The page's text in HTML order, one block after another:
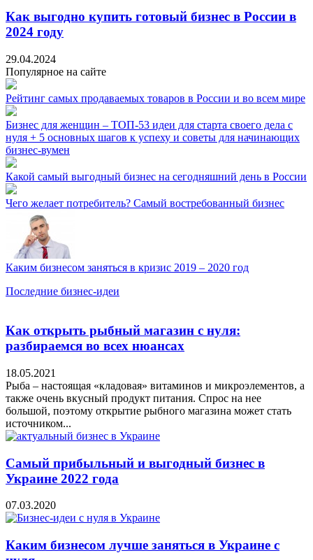
Как выгодно купить готовый бизнес в России в
2024 году
29.04.2024
Популярное на сайте
Рейтинг самых продаваемых товаров в России и во всем мире
Бизнес для женщин – ТОП-53 идеи для старта своего дела с
нуля + 5 основных шагов к успеху и советы для начинающих
бизнес-вумен
Какой самый выгодный бизнес на сегодняшний день в России
Чего желает потребитель? Самый востребованный бизнес
Каким бизнесом заняться в кризис 2019 – 2020 год
Последние бизнес-идеи
Как открыть рыбный магазин с нуля:
разбираемся во всех нюансах
18.05.2021
Рыба – настоящая «кладовая» витаминов и микроэлементов, а
также очень вкусный продукт питания. Спрос на нее
большой, поэтому открытие рыбного магазина может стать
источником...
Самый прибыльный и выгодный бизнес в
Украине 2022 года
07.03.2020
Каким бизнесом лучше заняться в Украине с